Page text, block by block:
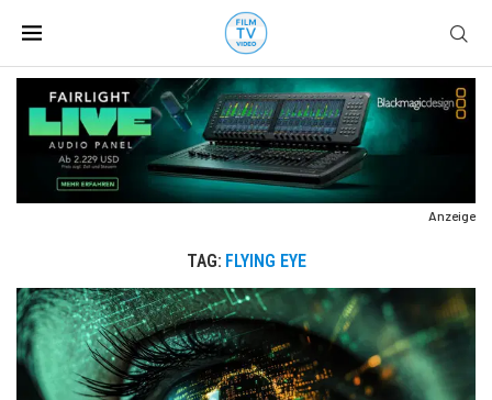
Anzeige
TAG: FLYING EYE